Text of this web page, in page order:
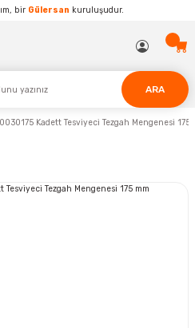
bir Gülersan kuruluşudur.
ARA
Kadett Tesviyeci Tezgah Mengenesi 175